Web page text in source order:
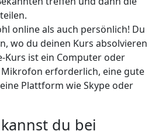
online als auch persönlich! Du
wo du deinen Kurs absolvieren
Kurs ist ein Computer oder
erforderlich, eine gute
Plattform wie Skype oder
du bei